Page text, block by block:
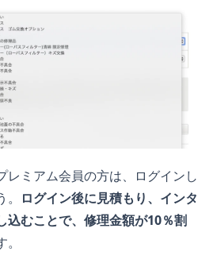
レミアム会員の方は、ログインし
ログイン後に見積もり、インタ
込むことで、修理金額が10％割